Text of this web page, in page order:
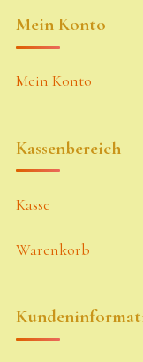
Mein Konto
Mein Konto
Kassenbereich
Kasse
Warenkorb